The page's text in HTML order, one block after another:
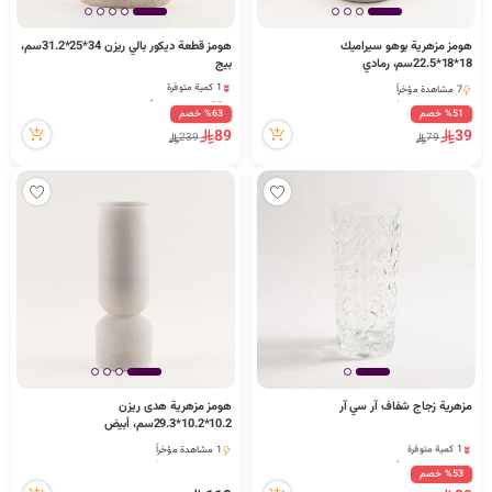
ا
هومز مزهرية بوهو سيراميك
18*18*22.5سم، رمادي
7 مشاهدة مؤخراً
7 مشاهدة مؤخراً%51 خصم
39
79
هومز قطعة ديكور بالي ريزن 34*25*31.2سم،
بيج
25 مشاهدة مؤخراً
1 كمية متوفرة
25 مشاهدة مؤخراً
%63 خصم
89
239
مزهرية زجاج شفاف آر سي آر
3 مشاهدة مؤخراً
1 كمية متوفرة%53 خصم
هومز مزهرية هدى ريزن
10.2*10.2*29.3سم، أبيض
1 مشاهدة مؤخراً